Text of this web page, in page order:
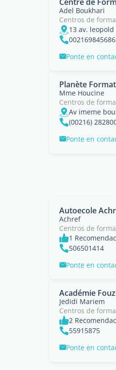
Adel Boukhari
Centros de
13 av.
Ponte en
Planète
Mme Houcine
Centros de
Av imeme
(00216)
Ponte en
Autoecole
Achref
Centros de
1
506501414
Ponte en
Académie
Jedidi Mariem
Centros de
2
55915875
Ponte en